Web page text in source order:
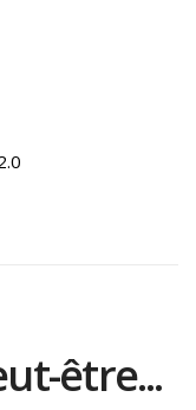
être...